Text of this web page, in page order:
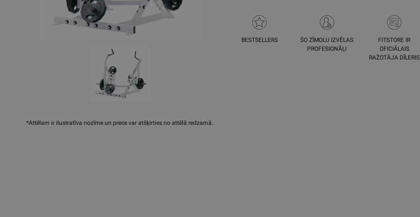
*Attēlam ir ilustratīva nozīme un prece var atšķirties no attēlā redzamā.
BESTSELLERS
ŠO ZĪMOLU IZVĒLAS
PROFESIONĀĻI
FITSTORE IR
OFICIĀLAIS
RAŽOTĀJA DĪLERIS